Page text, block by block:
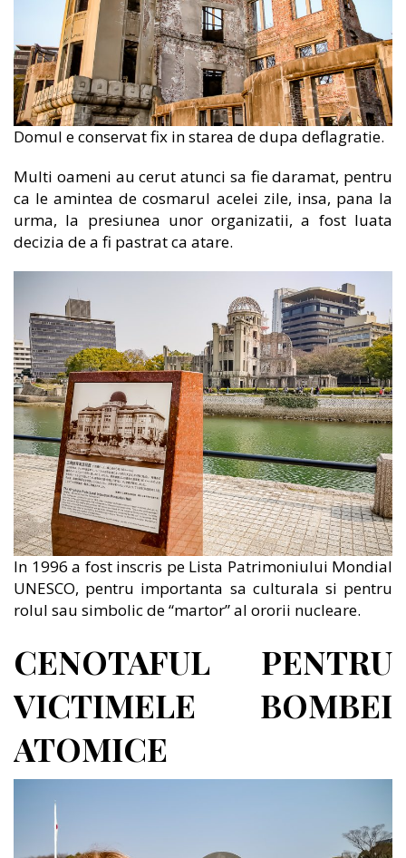
Domul e conservat fix in starea de dupa deflagratie.
Multi oameni au cerut atunci sa fie daramat, pentru
ca le amintea de cosmarul acelei zile, insa, pana la
urma, la presiunea unor organizatii, a fost luata
decizia de a fi pastrat ca atare.
In 1996 a fost inscris pe Lista Patrimoniului Mondial
UNESCO, pentru importanta sa culturala si pentru
rolul sau simbolic de “martor” al ororii nucleare.
CENOTAFUL PENTRU
VICTIMELE BOMBEI
ATOMICE